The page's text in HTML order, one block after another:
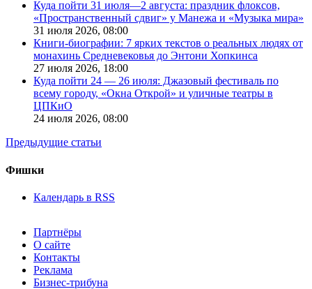
Куда пойти 31 июля—2 августа: праздник флоксов,
«Пространственный сдвиг» у Манежа и «Музыка мира»
31 июля 2026, 08:00
Книги-биографии: 7 ярких текстов о реальных людях от
монахинь Средневековья до Энтони Хопкинса
27 июля 2026, 18:00
Куда пойти 24 — 26 июля: Джазовый фестиваль по
всему городу, «Окна Открой» и уличные театры в
ЦПКиО
24 июля 2026, 08:00
Предыдущие статьи
Фишки
Календарь в RSS
Партнёры
О сайте
Контакты
Реклама
Бизнес-трибуна